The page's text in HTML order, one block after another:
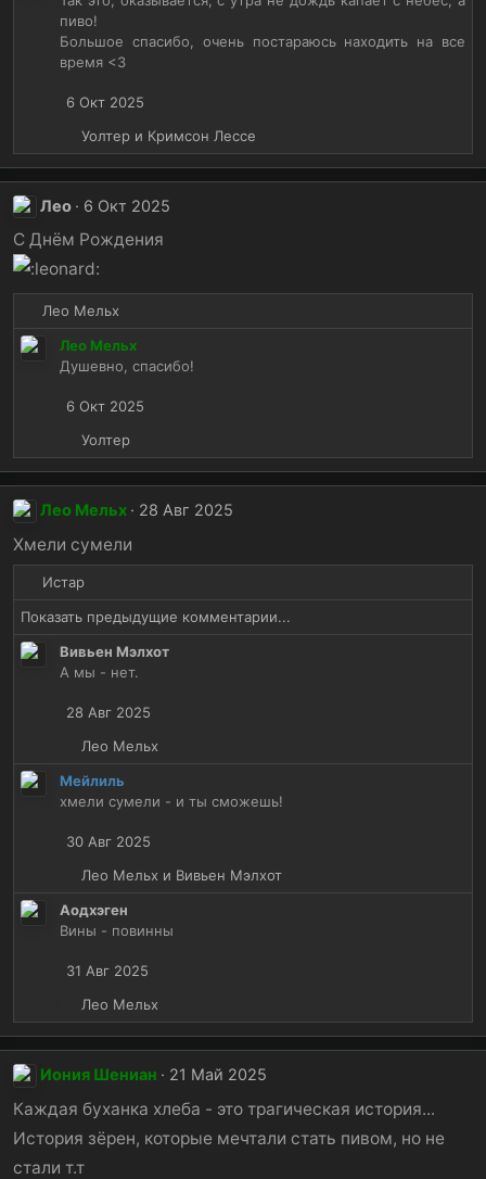
пиво!
Большое спасибо, очень постараюсь находить на все
время <3​
6 Окт 2025
Р
е
к
ц
и
:
Уолтер и Кримсон Лессе
Лео 6 Окт 2025
С Днём Рождения
Р
:
Лео Мельх
Лео Мельх
Душевно, спасибо!
6 Окт 2025
Р
е
к
ц
и
и
:
Уолтер
Лео Мельх 28 Авг 2025
Хмели сумели
Р
а
Истар
Показать предыдущие комментарии...
Вивьен Мэлхот
А мы - нет.
28 Авг 2025
Р
а
к
и
и
Лео Мельх
Мейлиль
хмели сумели - и ты сможешь!
30 Авг 2025
Р
а
к
и
и
Лео Мельх и Вивьен Мэлхот
Аодхэген
Вины - повинны
31 Авг 2025
Р
е
ц
и
:
Лео Мельх
Иония Шениан 21 Май 2025
Каждая буханка хлеба - это трагическая история...
История зёрен, которые мечтали стать пивом, но не
стали т.т